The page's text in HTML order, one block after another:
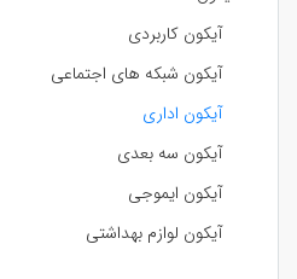
آیکون کاربردی
آیکون شبکه های اجتماعی
آیکون اداری
آیکون سه بعدی
آیکون ایموجی
آیکون لوازم بهداشتی